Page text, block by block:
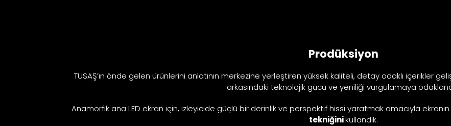
Prodüksiyon
TUSAŞ’ın önde gelen ürünlerini anlatının merkezine yerleştiren yüksek kaliteli, detay odaklı içerikler
arkasındaki teknolojik gücü ve yeniliği vurgulamaya
Anamorfik ana LED ekran için, izleyicide güçlü bir derinlik ve perspektif hissi yaratmak amacıyla ekranın
tekniğinikullandık.